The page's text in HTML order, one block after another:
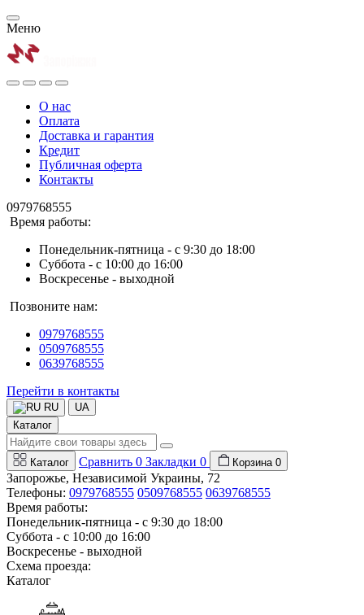
Меню
О нас
Оплата
Доставка и гарантия
Кредит
Публичная оферта
Контакты
0979768555
Время работы:
Понедельник-пятница - с 9:30 до 18:00
Суббота - с 10:00 до 16:00
Воскресенье - выходной
Позвоните нам:
0979768555
0509768555
0639768555
Перейти в контакты
RU
UA
Каталог
Каталог Сравнить 0 Закладки 0 Корзина 0
Запорожье, Независимой Украины, 72
Телефоны: 0979768555 0509768555 0639768555
Время работы:
Понедельник-пятница - с 9:30 до 18:00
Суббота - с 10:00 до 16:00
Воскресенье - выходной
Схема проезда:
Каталог